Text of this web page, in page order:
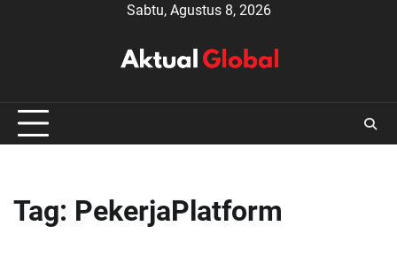
Sabtu, Agustus 8, 2026
Tag: PekerjaPlatform